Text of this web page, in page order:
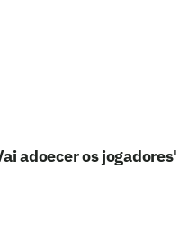
adoecer os jogadores'